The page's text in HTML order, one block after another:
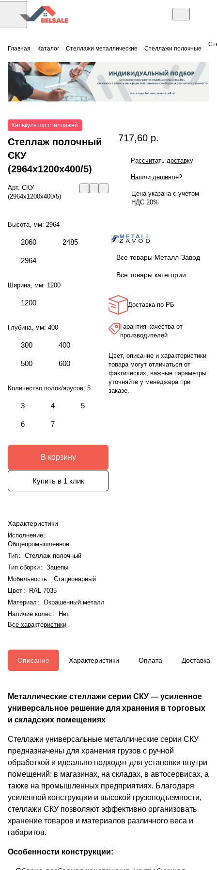
Главная Каталог Стеллажи металлические Стеллажи полочные
Калькулятор стеллажей
Стеллаж полочный
СКУ
(2964x1200x400/5)
Арт. СКУ
(2964x1200x400/5)
Высота, мм: 2964
2060 2485
2964
Ширина, мм: 1200
1200
Глубина, мм: 400
300 400
500 600
Количество полок/ярусов: 5
3 4 5
6 7
В корзину
Купить в 1 клик
Характеристики
Исполнение :
Общепромышленное
Тип : Стеллаж полочный
Тип сборки: Зацепы
Мобильность : Стационарный
Цвет :
RAL 7035
Материал : Окрашенный металл
Наличие колес :
Нет
Все характеристики
717,60 р.
Рассчитать доставку
Нашли дешевле?
Цена указана с учетом
НДС 20%
Все товары Металл-Завод
Все товары категории
Доставка по РБ
Гарантия качества от
производителей
Цвет, описание и характеристики
товара могут отличаться от
фактических, важные параметры
уточняйте у менеджера при
заказе.
Описание Характеристики Оплата Доставка
Металлические стеллажи серии СКУ — усиленное
универсальное решение для хранения в торговых
и складских помещениях
Стеллажи универсальные металлические серии СКУ
предназначены для хранения грузов с ручной
обработкой и идеально подходят для установки внутри
помещений: в магазинах, на складах, в автосервисах, а
также на промышленных предприятиях. Благодаря
усиленной конструкции и высокой грузоподъемности,
стеллажи СКУ позволяют эффективно организовать
хранение товаров и материалов различного веса и
габаритов.
Особенности конструкции: